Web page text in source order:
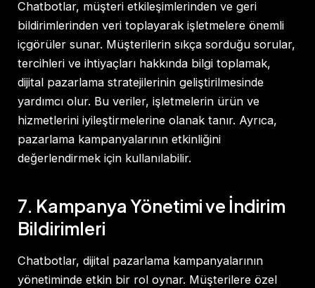
Chatbotlar, müşteri etkileşimlerinden ve geri
bildirimlerinden veri toplayarak işletmelere önemli
içgörüler sunar. Müşterilerin sıkça sorduğu sorular,
tercihleri ve ihtiyaçları hakkında bilgi toplamak,
dijital pazarlama stratejilerinin geliştirilmesinde
yardımcı olur. Bu veriler, işletmelerin ürün ve
hizmetlerini iyileştirmelerine olanak tanır. Ayrıca,
pazarlama kampanyalarının etkinliğini
değerlendirmek için kullanılabilir.
7. Kampanya Yönetimi ve İndirim
Bildirimleri
Chatbotlar, dijital pazarlama kampanyalarının
yönetiminde etkin bir rol oynar. Müşterilere özel